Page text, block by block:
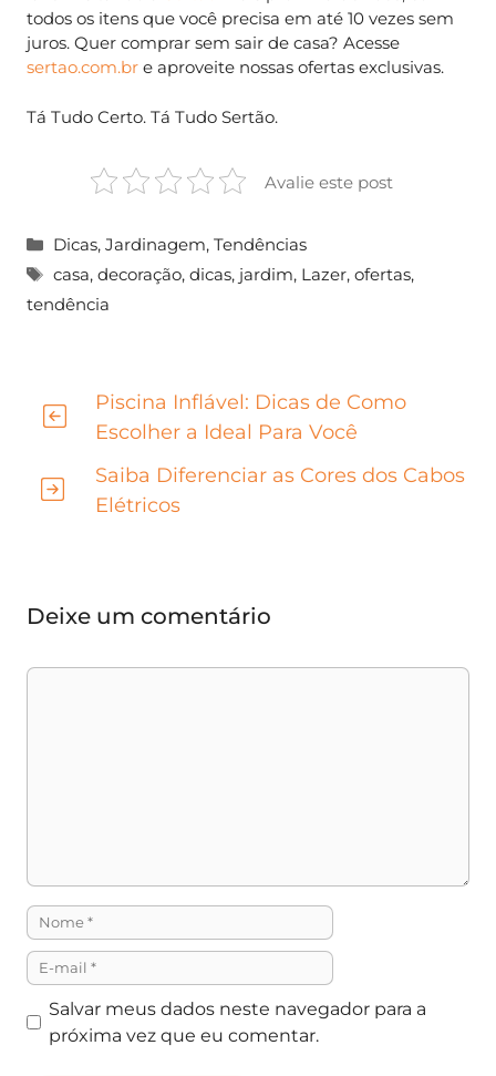
todos os itens que você precisa em até 10 vezes sem
juros. Quer comprar sem sair de casa? Acesse
sertao.com.br e aproveite nossas ofertas exclusivas.
Tá Tudo Certo. Tá Tudo Sertão.
Avalie este post
Categorias
Dicas, Jardinagem, Tendências
Tags
casa, decoração, dicas, jardim, Lazer, ofertas,
tendência
Piscina Inflável: Dicas de Como
Escolher a Ideal Para Você
Saiba Diferenciar as Cores dos Cabos
Elétricos
Deixe um comentário
Comentário
Nome
E-
mail
Salvar meus dados neste navegador para a
próxima vez que eu comentar.